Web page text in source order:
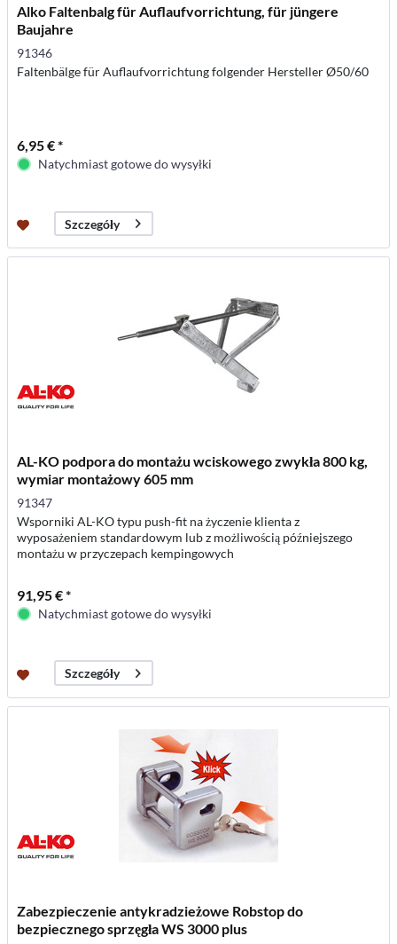
Alko Faltenbalg für Auflaufvorrichtung, für jüngere
Baujahre
91346
Faltenbälge für Auflaufvorrichtung folgender Hersteller Ø50/60
6,95 € *
Natychmiast gotowe do wysyłki
Szczegóły
AL-KO podpora do montażu wciskowego zwykła 800 kg,
wymiar montażowy 605 mm
91347
Wsporniki AL-KO typu push-fit na życzenie klienta z
wyposażeniem standardowym lub z możliwością późniejszego
montażu w przyczepach kempingowych
91,95 € *
Natychmiast gotowe do wysyłki
Szczegóły
Zabezpieczenie antykradzieżowe Robstop do
bezpiecznego sprzęgła WS 3000 plus